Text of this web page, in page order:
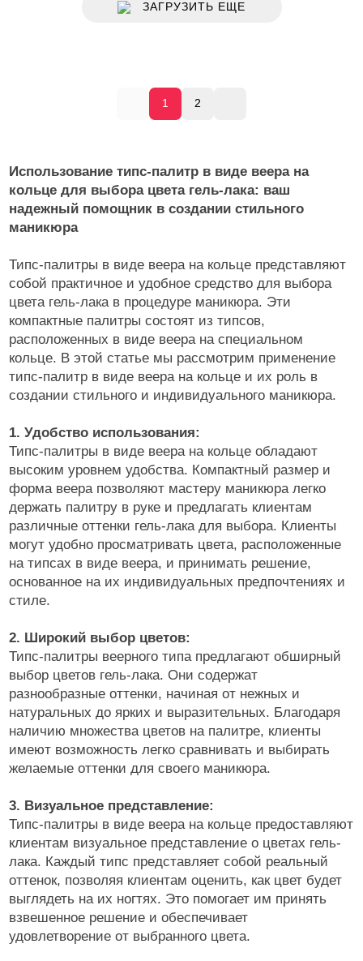
ЗАГРУЗИТЬ ЕЩЕ
1 2
Использование типс-палитр в виде веера на
кольце для выбора цвета гель-лака: ваш
надежный помощник в создании стильного
маникюра
Типс-палитры в виде веера на кольце представляют
собой практичное и удобное средство для выбора
цвета гель-лака в процедуре маникюра. Эти
компактные палитры состоят из типсов,
расположенных в виде веера на специальном
кольце. В этой статье мы рассмотрим применение
типс-палитр в виде веера на кольце и их роль в
создании стильного и индивидуального маникюра.
1. Удобство использования:
Типс-палитры в виде веера на кольце обладают
высоким уровнем удобства. Компактный размер и
форма веера позволяют мастеру маникюра легко
держать палитру в руке и предлагать клиентам
различные оттенки гель-лака для выбора. Клиенты
могут удобно просматривать цвета, расположенные
на типсах в виде веера, и принимать решение,
основанное на их индивидуальных предпочтениях и
стиле.
2. Широкий выбор цветов:
Типс-палитры веерного типа предлагают обширный
выбор цветов гель-лака. Они содержат
разнообразные оттенки, начиная от нежных и
натуральных до ярких и выразительных. Благодаря
наличию множества цветов на палитре, клиенты
имеют возможность легко сравнивать и выбирать
желаемые оттенки для своего маникюра.
3. Визуальное представление:
Типс-палитры в виде веера на кольце предоставляют
клиентам визуальное представление о цветах гель-
лака. Каждый типс представляет собой реальный
оттенок, позволяя клиентам оценить, как цвет будет
выглядеть на их ногтях. Это помогает им принять
взвешенное решение и обеспечивает
удовлетворение от выбранного цвета.